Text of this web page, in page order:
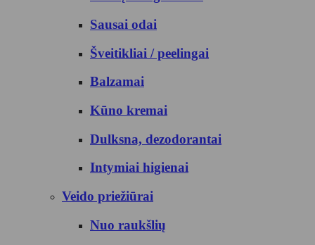
Sausai odai
Šveitikliai / peelingai
Balzamai
Kūno kremai
Dulksna, dezodorantai
Intymiai higienai
Veido priežiūrai
Nuo raukšlių